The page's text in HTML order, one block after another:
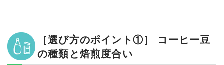
［選び方のポイント①］ コーヒー豆
の種類と焙煎度合い